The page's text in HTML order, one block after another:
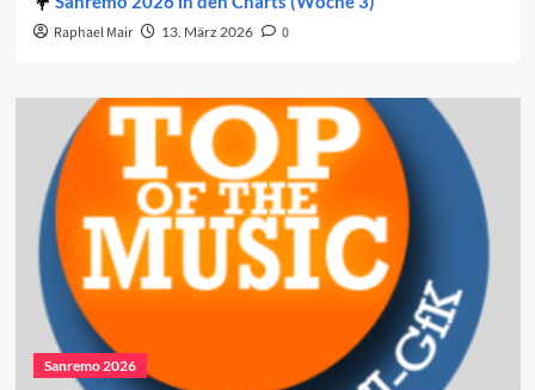
Raphael Mair 13. März 2026 0
Sanremo 2026